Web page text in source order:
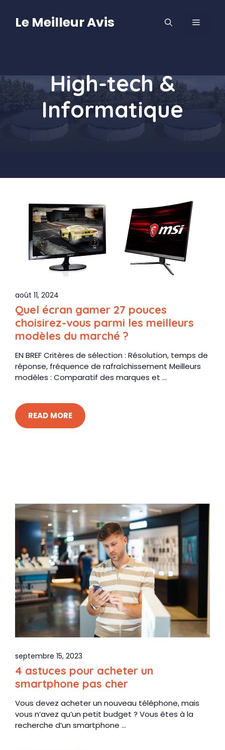
contenu
Le Meilleur Avis MENU
High-tech &
Informatique
août 11, 2024
Quel écran gamer 27 pouces
choisirez-vous parmi les meilleurs
modèles du marché ?
EN BREF Critères de sélection : Résolution, temps de
réponse, fréquence de rafraîchissement Meilleurs
modèles : Comparatif des marques et ...
READ MORE
septembre 15, 2023
4 astuces pour acheter un
smartphone pas cher
Vous devez acheter un nouveau téléphone, mais
vous n’avez qu’un petit budget ? Vous êtes à la
recherche d’un smartphone ...